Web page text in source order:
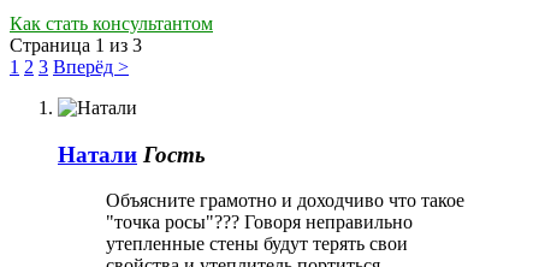
Как стать консультантом
Страница 1 из 3
1 2 3 Вперёд >
Натали Гость
Объясните грамотно и доходчиво что такое
"точка росы"??? Говоря неправильно
утепленные стены будут терять свои